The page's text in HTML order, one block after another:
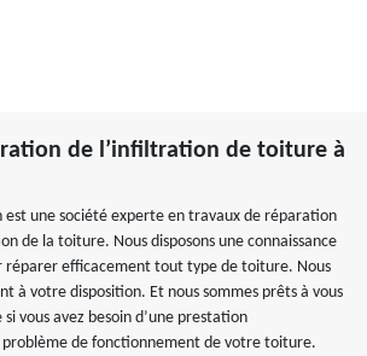
de l’infiltration de toiture à
est une société experte en travaux de réparation
de la toiture. Nous disposons une connaissance
réparer efficacement tout type de toiture. Nous
à votre disposition. Et nous sommes prêts à vous
vous avez besoin d’une prestation
problème de fonctionnement de votre toiture.